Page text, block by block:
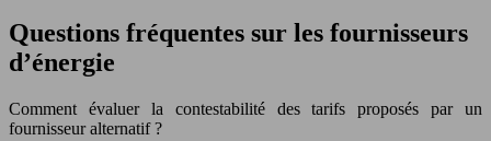
Questions fréquentes sur les fournisseurs
d’énergie
Comment évaluer la contestabilité des tarifs proposés par un
fournisseur alternatif ?